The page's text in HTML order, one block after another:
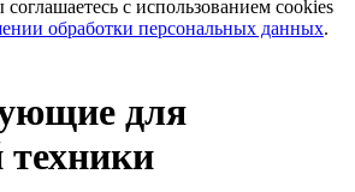
с использованием cookies
обработки персональных данных.
для
техники